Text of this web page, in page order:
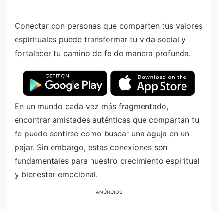
Conectar con personas que comparten tus valores
espirituales puede transformar tu vida social y
fortalecer tu camino de fe de manera profunda.
En un mundo cada vez más fragmentado,
encontrar amistades auténticas que compartan tu
fe puede sentirse como buscar una aguja en un
pajar. Sin embargo, estas conexiones son
fundamentales para nuestro crecimiento espiritual
y bienestar emocional.
ANÚNCIOS